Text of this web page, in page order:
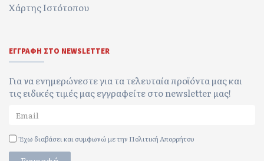
Χάρτης Ιστότοπου
ΕΓΓΡΑΦΉ ΣΤΟ NEWSLETTER
Για να ενημερώνεστε για τα τελευταία προϊόντα μας και
τις ειδικές τιμές μας εγγραφείτε στο newsletter μας!
Έχω διαβάσει και συμφωνώ με την Πολιτική Απορρήτου